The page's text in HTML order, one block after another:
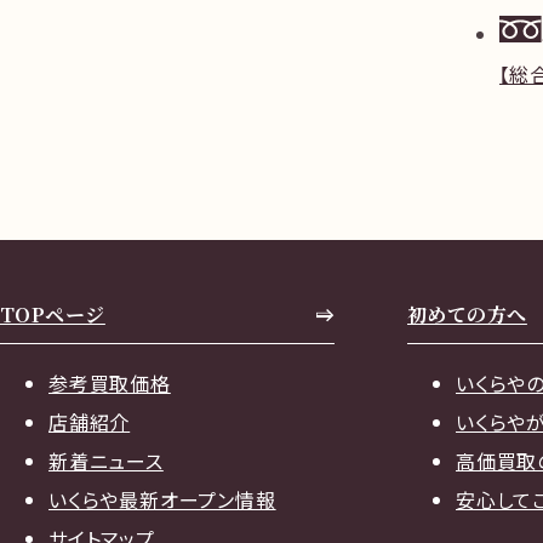
【総
TOPページ
参考買取価格
店舗紹介
新着ニュース
いくらや最新オープン情報
初めての方へ
いくらや
いくらや
高価買取
安心して